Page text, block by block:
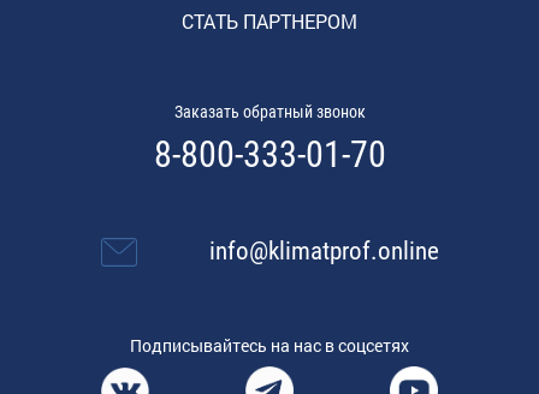
СТАТЬ ПАРТНЕРОМ
Заказать обратный звонок
8-800-333-01-70
info@klimatprof.online
Подписывайтесь на нас в соцсетях